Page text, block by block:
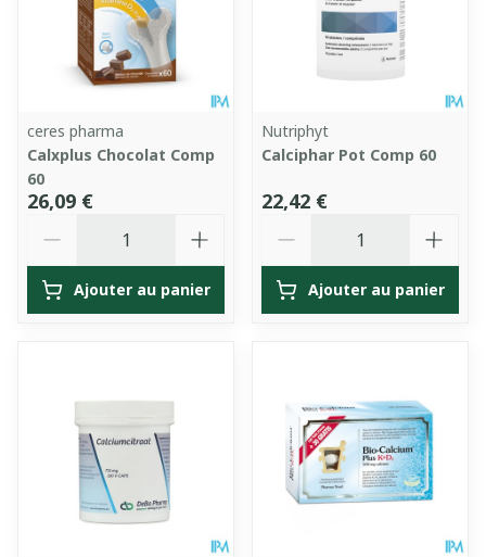
ceres pharma
Calxplus Chocolat Comp
60
26,09 €
Ajouter au panier
Nutriphyt
Calciphar Pot Comp 60
22,42 €
Ajouter au panier